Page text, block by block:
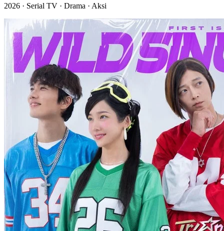
2026 · Serial TV · Drama · Aksi